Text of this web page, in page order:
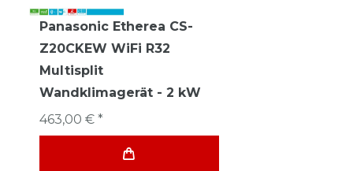
Panasonic Etherea CS-
Z20CKEW WiFi R32
Multisplit
Wandklimagerät - 2 kW
463,00 € *